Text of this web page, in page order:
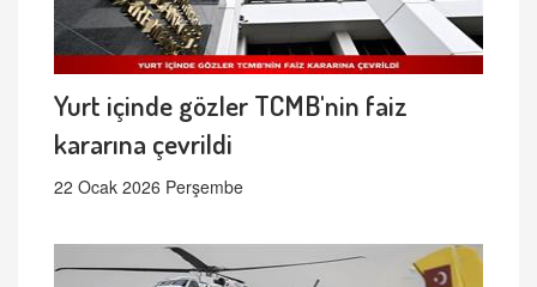
Yurt içinde gözler TCMB'nin faiz
kararına çevrildi
22 Ocak 2026 Perşembe